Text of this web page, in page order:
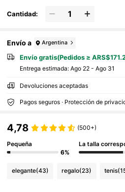
Cantidad:
Envío a Argentina
Envío gratis(Pedidos ≥
Entrega estimada: Ago 22 - Ago 31
Devoluciones aceptadas
Pagos seguros · Protección de
4,78 (500+)
Pequeña
6%
La talla
elegante(43) regalo(23) tenis